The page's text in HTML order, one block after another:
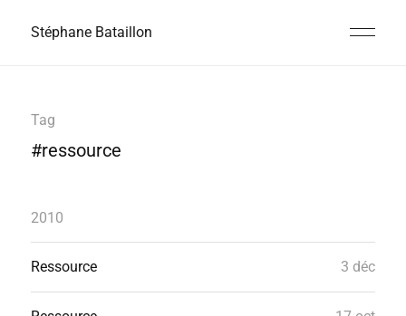
Stéphane Bataillon
Tag
#ressource
2010
Ressource 3 déc